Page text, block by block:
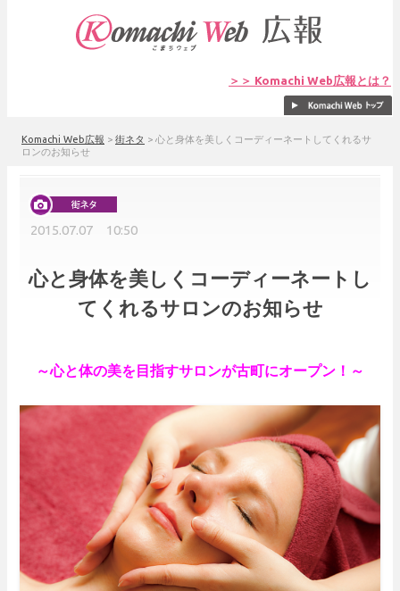
＞＞ Komachi Web広報とは？
Komachi Web広報 > 街ネタ > 心と身体を美しくコーディーネートしてくれるサ
ロンのお知らせ
2015.07.07 10:50
心と身体を美しくコーディーネートし
てくれるサロンのお知らせ
～心と体の美を目指すサロンが古町にオープン！～